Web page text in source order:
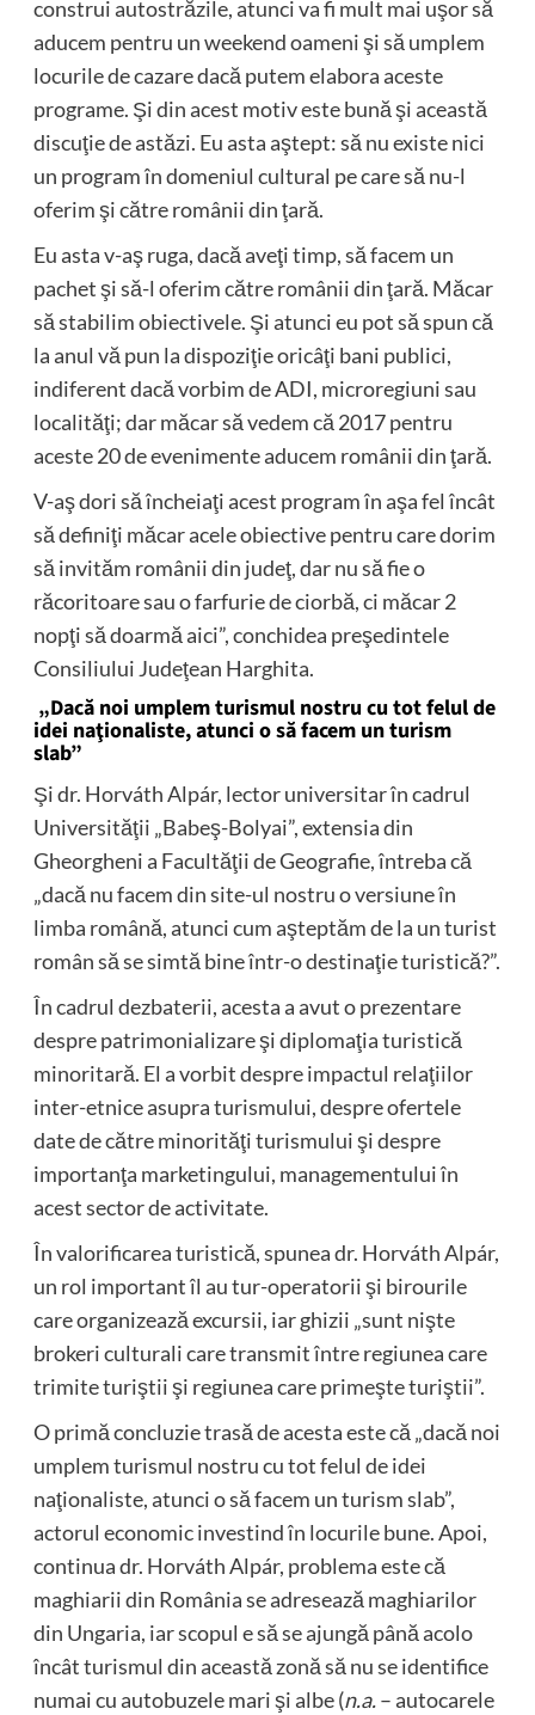
construi autostrăzile, atunci va fi mult mai uşor să
aducem pentru un weekend oameni şi să umplem
locurile de cazare dacă putem elabora aceste
programe. Şi din acest motiv este bună şi această
discuţie de astăzi. Eu asta aştept: să nu existe nici
un program în domeniul cultural pe care să nu-l
oferim şi către românii din ţară.
Eu asta v-aş ruga, dacă aveţi timp, să facem un
pachet şi să-l oferim către românii din ţară. Măcar
să stabilim obiectivele. Şi atunci eu pot să spun că
la anul vă pun la dispoziţie oricâţi bani publici,
indiferent dacă vorbim de ADI, microregiuni sau
localităţi; dar măcar să vedem că 2017 pentru
aceste 20 de evenimente aducem românii din ţară.
V-aş dori să încheiaţi acest program în aşa fel încât
să definiţi măcar acele obiective pentru care dorim
să invităm românii din judeţ, dar nu să fie o
răcoritoare sau o farfurie de ciorbă, ci măcar 2
nopţi să doarmă aici”, conchidea preşedintele
Consiliului Judeţean Harghita.
„Dacă noi umplem turismul nostru cu tot felul de
idei naţionaliste, atunci o să facem un turism
slab”
Şi dr. Horváth Alpár, lector universitar în cadrul
Universităţii „Babeş-Bolyai”, extensia din
Gheorgheni a Facultăţii de Geografie, întreba că
„dacă nu facem din site-ul nostru o versiune în
limba română, atunci cum aşteptăm de la un turist
român să se simtă bine într-o destinaţie turistică?”.
În cadrul dezbaterii, acesta a avut o prezentare
despre patrimonializare şi diplomaţia turistică
minoritară. El a vorbit despre impactul relaţiilor
inter-etnice asupra turismului, despre ofertele
date de către minorităţi turismului şi despre
importanţa marketingului, managementului în
acest sector de activitate.
În valorificarea turistică, spunea dr. Horváth Alpár,
un rol important îl au tur-operatorii şi birourile
care organizează excursii, iar ghizii „sunt nişte
brokeri culturali care transmit între regiunea care
trimite turiştii şi regiunea care primeşte turiştii”.
O primă concluzie trasă de acesta este că „dacă noi
umplem turismul nostru cu tot felul de idei
naţionaliste, atunci o să facem un turism slab”,
actorul economic investind în locurile bune. Apoi,
continua dr. Horváth Alpár, problema este că
maghiarii din România se adresează maghiarilor
din Ungaria, iar scopul e să se ajungă până acolo
încât turismul din această zonă să nu se identifice
numai cu autobuzele mari şi albe (n.a.– autocarele